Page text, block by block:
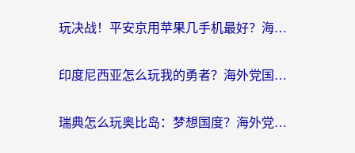
玩决战！平安京用苹果几手机最好？海外党必看的设备+加速器双攻略
印度尼西亚怎么玩我的勇者？海外党国服游戏加速避坑指南（附实况五行师解决方案）
瑞典怎么玩奥比岛：梦想国度？海外党亲测有效的国服游戏加速全攻略